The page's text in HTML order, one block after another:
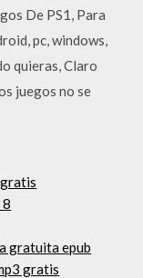
De PS1, Para
pc, windows,
quieras, Claro
juegos no se
gratuita epub
gratis